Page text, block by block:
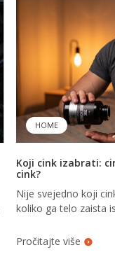
HOME
Koji cink izabrati:
cink?
Nije svejedno koji
koliko ga telo zaista
običnih oblika cinka
Pročitajte više